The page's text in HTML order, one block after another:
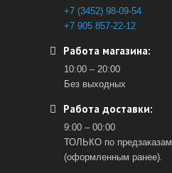
+7 (3452) 98-09-54
+7 905 857-22-12
Работа магазина:
10:00 – 20:00
Без выходных
Работа доставки:
9:00 – 00:00
ТОЛЬКО по предзаказам
(оформленным ранее).